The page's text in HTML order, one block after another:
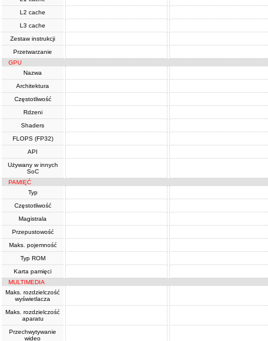
L2 cache
L3 cache
Zestaw instrukcji
Przetwarzanie
GPU
Nazwa
Architektura
Częstotliwość
Rdzeni
Shaders
FLOPS (FP32)
API
Używany w innych
SoC
PAMIĘĆ
Typ
Częstotliwość
Magistrala
Przepustowość
Maks. pojemność
Typ ROM
Karta pamięci
MULTIMEDIA
Maks. rozdzielczość
wyświetlacza
Maks. rozdzielczość
aparatu
Przechwytywanie
wideo